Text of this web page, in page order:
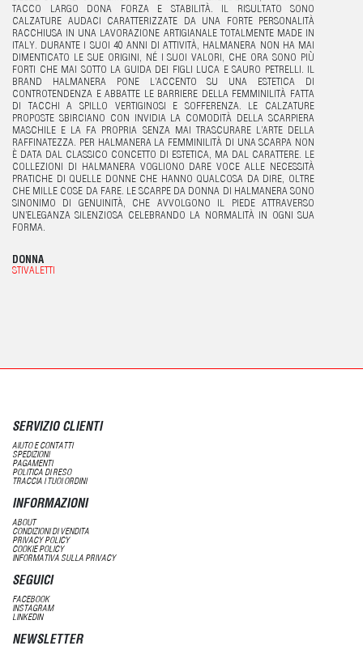
TACCO LARGO DONA FORZA E STABILITÀ. IL RISULTATO SONO
CALZATURE AUDACI CARATTERIZZATE DA UNA FORTE PERSONALITÀ
RACCHIUSA IN UNA LAVORAZIONE ARTIGIANALE TOTALMENTE MADE IN
ITALY. DURANTE I SUOI 40 ANNI DI ATTIVITÀ, HALMANERA NON HA MAI
DIMENTICATO LE SUE ORIGINI, NÉ I SUOI VALORI, CHE ORA SONO PIÙ
FORTI CHE MAI SOTTO LA GUIDA DEI FIGLI LUCA E SAURO PETRELLI. IL
BRAND HALMANERA PONE L’ACCENTO SU UNA ESTETICA DI
CONTROTENDENZA E ABBATTE LE BARRIERE DELLA FEMMINILITÀ FATTA
DI TACCHI A SPILLO VERTIGINOSI E SOFFERENZA. LE CALZATURE
PROPOSTE SBIRCIANO CON INVIDIA LA COMODITÀ DELLA SCARPIERA
MASCHILE E LA FA PROPRIA SENZA MAI TRASCURARE L’ARTE DELLA
RAFFINATEZZA. PER HALMANERA LA FEMMINILITÀ DI UNA SCARPA NON
È DATA DAL CLASSICO CONCETTO DI ESTETICA, MA DAL CARATTERE. LE
COLLEZIONI DI HALMANERA VOGLIONO DARE VOCE ALLE NECESSITÀ
PRATICHE DI QUELLE DONNE CHE HANNO QUALCOSA DA DIRE, OLTRE
CHE MILLE COSE DA FARE. LE SCARPE DA DONNA DI HALMANERA SONO
SINONIMO DI GENUINITÀ, CHE AVVOLGONO IL PIEDE ATTRAVERSO
UN’ELEGANZA SILENZIOSA CELEBRANDO LA NORMALITÀ IN OGNI SUA
FORMA.
DONNA
STIVALETTI
SERVIZIO CLIENTI
AIUTO E CONTATTI
SPEDIZIONI
PAGAMENTI
POLITICA DI RESO
TRACCIA I TUOI ORDINI
INFORMAZIONI
ABOUT
CONDIZIONI DI VENDITA
PRIVACY POLICY
COOKIE POLICY
INFORMATIVA SULLA PRIVACY
SEGUICI
FACEBOOK
INSTAGRAM
LINKEDIN
NEWSLETTER